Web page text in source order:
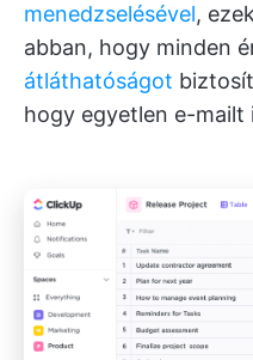
menedzselésével,
abban, hogy minden
átláthatóságot
hogy egyetlen e-mailt